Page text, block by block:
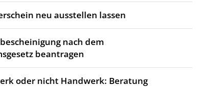
neu ausstellen lassen
nach dem
beantragen
oder nicht Handwerk: Beratung